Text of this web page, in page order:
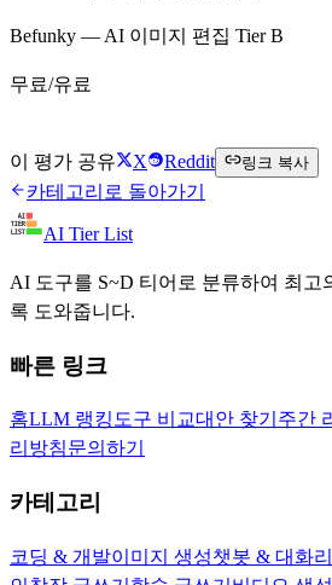
Befunky — AI 이미지 편집 Tier B
무료/유료
이 평가 공유 X Reddit 링크 복사
카테고리로 돌아가기
AI Tier List
AI 도구를 S~D 티어로 분류하여 최고
록 도와줍니다.
빠른 링크
홈LLM 랭킹 도구 비교대안 찾기 주간
리방침문의하기
카테고리
코딩 & 개발이미지 생성챗봇 & 대화